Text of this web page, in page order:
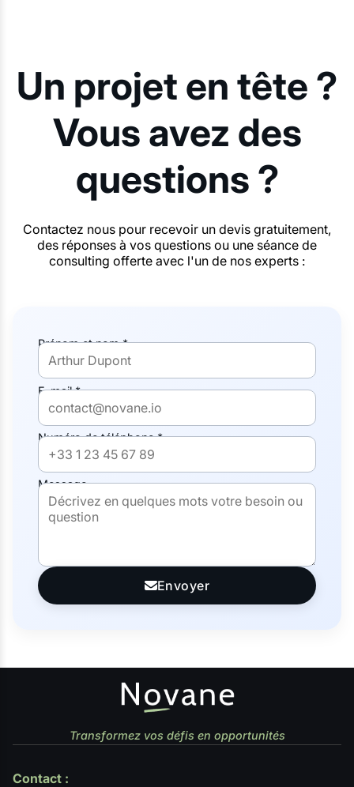
Un projet en tête ?
Vous avez des
questions ?
Contactez nous pour recevoir un devis gratuitement,
des réponses à vos questions ou une séance de
consulting offerte avec l'un de nos experts :
Prénom et nom *
E-mail *
Numéro de téléphone *
Message
Envoyer
Transformez vos défis en opportunités
Contact :